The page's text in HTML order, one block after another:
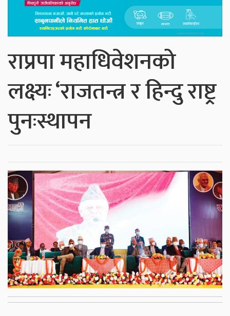
राप्रपा महाधिवेशनको
लक्ष्यः ‘राजतन्त्र र हिन्दु राष्ट्र
पुनःस्थापन